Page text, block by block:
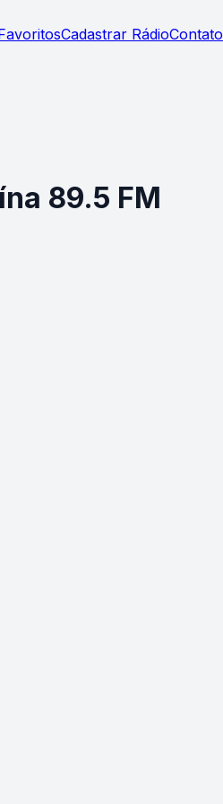
Cadastrar RádioContato
89.5 FM